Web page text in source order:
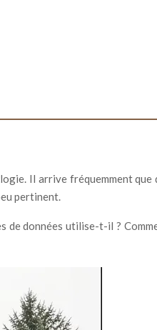
Il arrive fréquemment
pertinent.
de données utilise-t-il ?